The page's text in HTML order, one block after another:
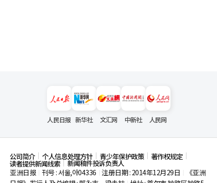
人民日报 新华社 文汇网 中新社 人民网
公司简介 个人信息处理方针 青少年保护政策 著作权规定
读者提供新闻线索
新闻稿件投诉负责人
亚洲日报
刊号 : 서울,아04336 注册日期 : 2014年12月29日
《亚洲